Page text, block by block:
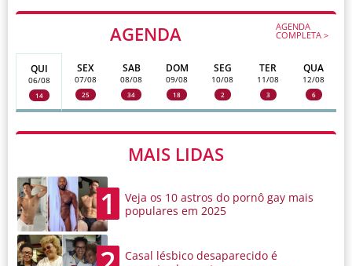
AGENDA AGENDA
COMPLETA >
QUI
06/08
14
SEX
07/08
25
SAB
08/08
34
DOM
09/08
18
SEG
10/08
2
TER
11/08
3
QUA
12/08
6
MAIS LIDAS
1
Veja os 10 astros do pornô gay mais
populares em 2025
Casal lésbico desaparecido é